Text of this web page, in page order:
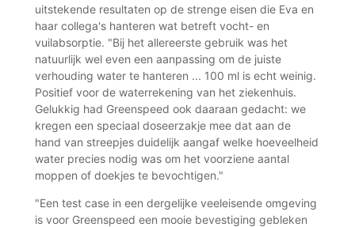
uitstekende resultaten op de strenge eisen die Eva en
haar collega's hanteren wat betreft vocht- en
vuilabsorptie. "Bij het allereerste gebruik was het
natuurlijk wel even een aanpassing om de juiste
verhouding water te hanteren ... 100 ml is echt weinig.
Positief voor de waterrekening van het ziekenhuis.
Gelukkig had Greenspeed ook daaraan gedacht: we
kregen een speciaal doseerzakje mee dat aan de
hand van streepjes duidelijk aangaf welke hoeveelheid
water precies nodig was om het voorziene aantal
moppen of doekjes te bevochtigen."
"Een test case in een dergelijke veeleisende omgeving
is voor Greenspeed een mooie bevestiging gebleken